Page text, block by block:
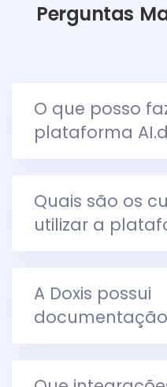
Perguntas
O que posso
plataforma
Quais são os
utilizar a
A Doxis possui